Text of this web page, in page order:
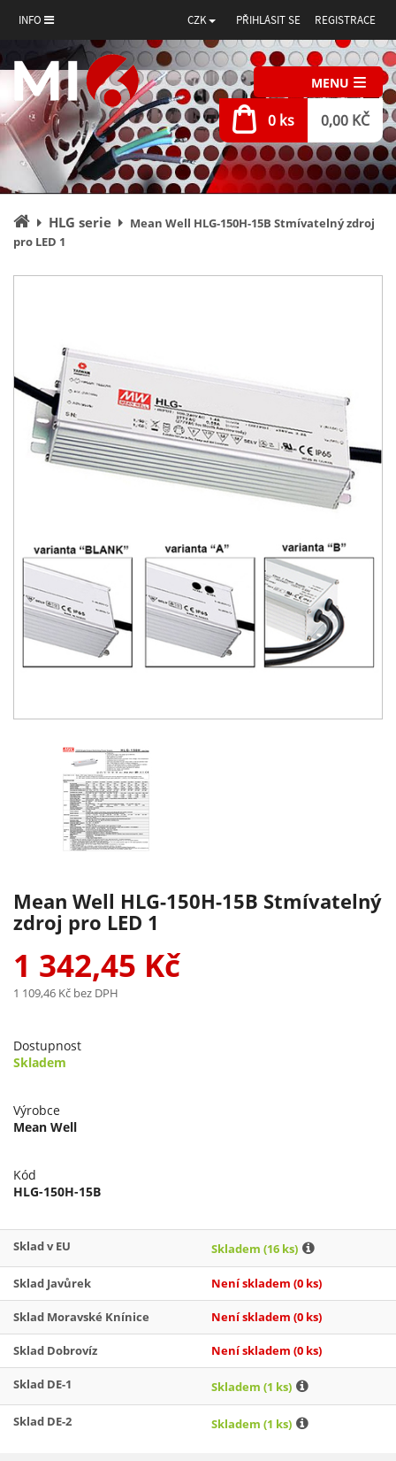
INFO CZK PŘIHLÁSIT SE REGISTRACE
MENU
0 ks 0,00 KČ
Úvodní
stránka
HLG serie
Mean Well HLG-150H-15B Stmívatelný zdroj
pro LED 1
Mean Well HLG-150H-15B Stmívatelný
zdroj pro LED 1
1 342,45 Kč
1 109,46 Kč bez DPH
Dostupnost
Skladem
Výrobce
Mean Well
Kód
HLG-150H-15B
Sklad v EU Skladem (16 ks)
Sklad Javůrek Není skladem (0 ks)
Sklad Moravské Knínice Není skladem (0 ks)
Sklad Dobrovíz Není skladem (0 ks)
Sklad DE-1 Skladem (1 ks)
Sklad DE-2 Skladem (1 ks)